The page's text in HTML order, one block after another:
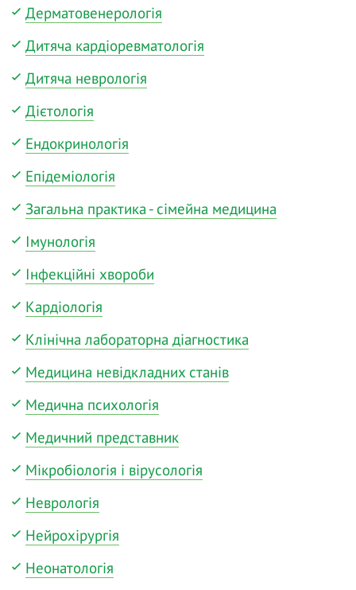
Дерматовенерологія
Дитяча кардіоревматологія
Дитяча неврологія
Дієтологія
Ендокринологія
Епідеміологія
Загальна практика - сімейна медицина
Імунологія
Інфекційні хвороби
Кардіологія
Клінічна лабораторна діагностика
Медицина невідкладних станів
Медична психологія
Медичний представник
Мікробіологія і вірусологія
Неврологія
Нейрохірургія
Неонатологія